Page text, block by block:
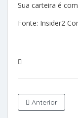
Sua carteira é
Fonte: Insider2
Anterior